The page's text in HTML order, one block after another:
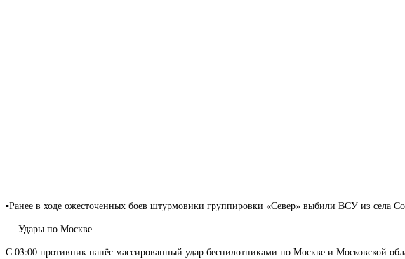
▪️Ранее в ходе ожесточенных боев штурмовики группировки «Север» выбили ВСУ из села
— Удары по Москве
С 03:00 противник нанёс массированный удар беспилотниками по Москве и Московской